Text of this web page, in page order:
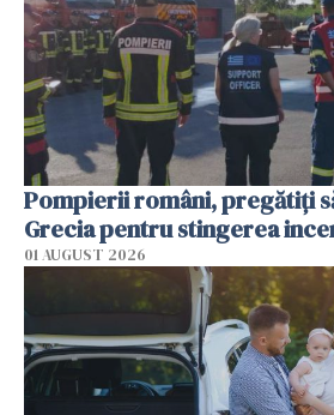
Pompierii români, pregătiţi
Grecia pentru stingerea
01 AUGUST 2026